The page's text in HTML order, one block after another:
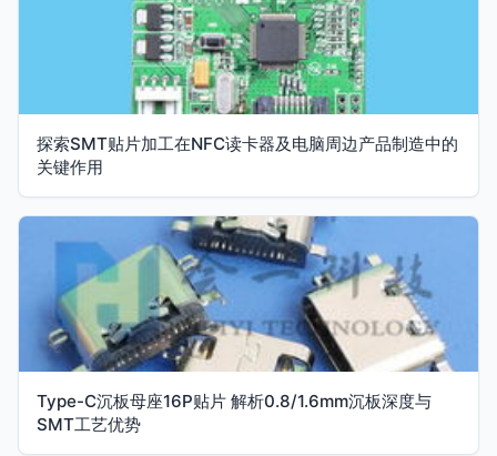
探索SMT贴片加工在NFC读卡器及电脑周边产品制造中的
关键作用
Type-C沉板母座16P贴片 解析0.8/1.6mm沉板深度与
SMT工艺优势